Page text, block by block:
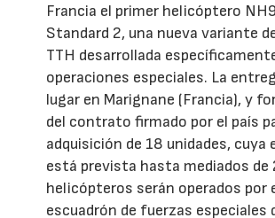
Francia el primer helicóptero
Standard 2, una nueva variante
TTH desarrollada
operaciones especiales. La
lugar en Marignane (Francia), y
del contrato firmado por el país
adquisición de 18 unidades, cuya
está prevista hasta mediados de
helicópteros serán operados por
escuadrón de fuerzas especiales